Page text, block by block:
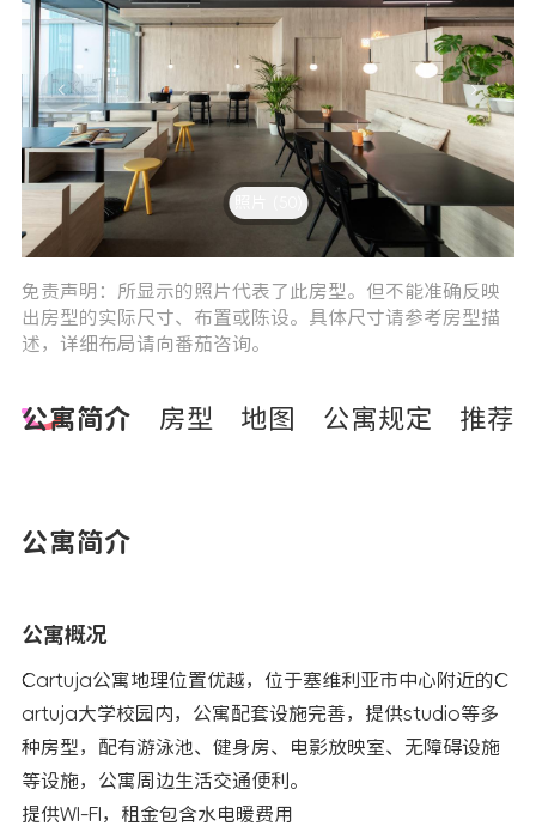
免责声明：所显示的照片代表了此房型。但不能准确反映
出房型的实际尺寸、布置或陈设。具体尺寸请参考房型描
述，详细布局请向番茄咨询。
公寓简介 房型 地图 公寓规定 推荐
公寓简介
公寓概况
Cartuja公寓地理位置优越，位于塞维利亚市中心附近的C
artuja大学校园内，公寓配套设施完善，提供studio等多
种房型，配有游泳池、健身房、电影放映室、无障碍设施
等设施，公寓周边生活交通便利。
提供WI-FI，租金包含水电暖费用